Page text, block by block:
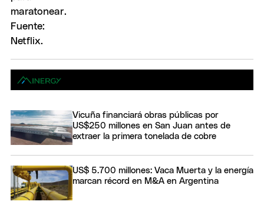
Vicuña financiará obras públicas por
US$250 millones en San Juan antes de
extraer la primera tonelada de cobre
US$ 5.700 millones: Vaca Muerta y la energía
marcan récord en M&A en Argentina